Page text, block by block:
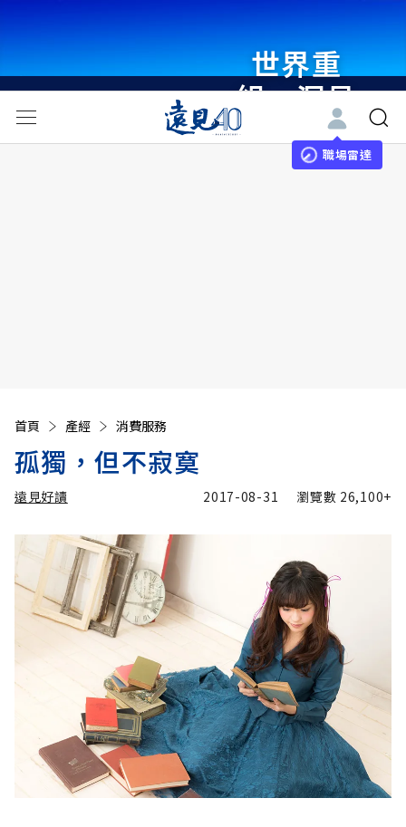
世界重
組・洞見
未來 與
世界領袖
職場雷達
首頁 產經 消費服務
孤獨，但不寂寞
遠見好讀 2017-08-31 瀏覽數 26,100+